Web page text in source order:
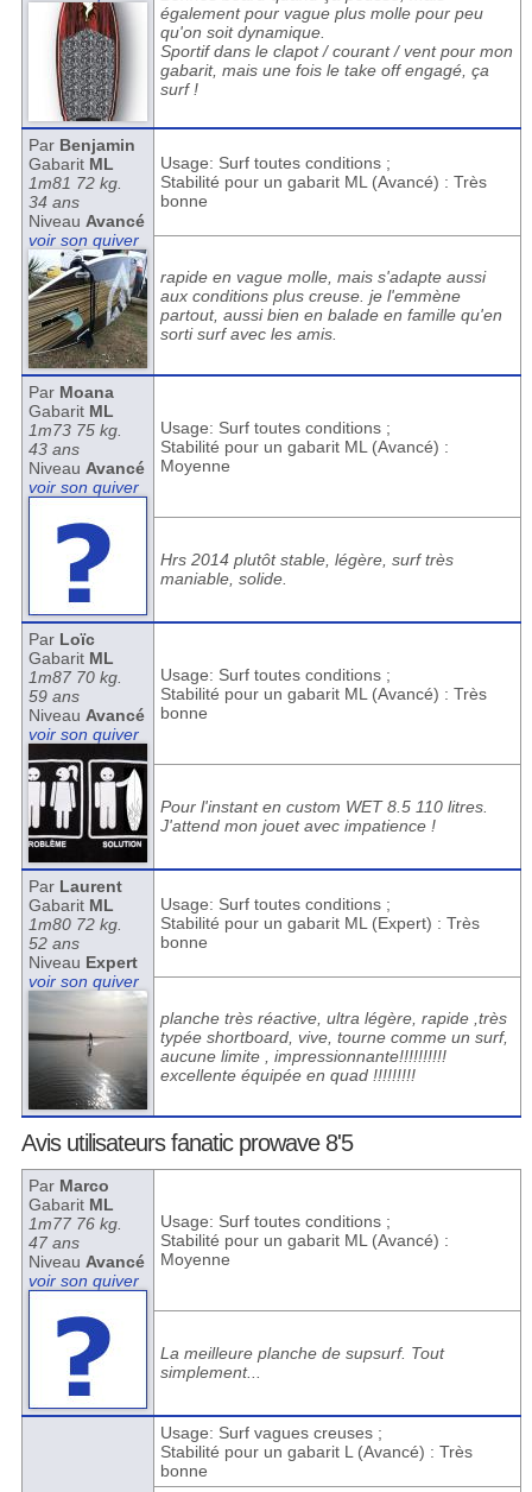
également pour vague plus molle pour peu
qu'on soit dynamique.
Sportif dans le clapot / courant / vent pour mon
gabarit, mais une fois le take off engagé, ça
surf !
Par Benjamin
Gabarit ML
1m81 72 kg.
34 ans
Niveau Avancé
voir son quiver
Usage: Surf toutes conditions ;
Stabilité pour un gabarit ML (Avancé) : Très
bonne
rapide en vague molle, mais s'adapte aussi
aux conditions plus creuse. je l'emmène
partout, aussi bien en balade en famille qu'en
sorti surf avec les amis.
Par Moana
Gabarit ML
1m73 75 kg.
43 ans
Niveau Avancé
voir son quiver
Usage: Surf toutes conditions ;
Stabilité pour un gabarit ML (Avancé) :
Moyenne
Hrs 2014 plutôt stable, légère, surf très
maniable, solide.
Par Loïc
Gabarit ML
1m87 70 kg.
59 ans
Niveau Avancé
voir son quiver
Usage: Surf toutes conditions ;
Stabilité pour un gabarit ML (Avancé) : Très
bonne
Pour l'instant en custom WET 8.5 110 litres.
J'attend mon jouet avec impatience !
Par Laurent
Gabarit ML
1m80 72 kg.
52 ans
Niveau Expert
voir son quiver
Usage: Surf toutes conditions ;
Stabilité pour un gabarit ML (Expert) : Très
bonne
planche très réactive, ultra légère, rapide ,très
typée shortboard, vive, tourne comme un surf,
aucune limite , impressionnante!!!!!!!!!!
excellente équipée en quad !!!!!!!!!
Avis utilisateurs fanatic prowave 8'5
Par Marco
Gabarit ML
1m77 76 kg.
47 ans
Niveau Avancé
voir son quiver
Usage: Surf toutes conditions ;
Stabilité pour un gabarit ML (Avancé) :
Moyenne
La meilleure planche de supsurf. Tout
simplement...
Usage: Surf vagues creuses ;
Stabilité pour un gabarit L (Avancé) : Très
bonne